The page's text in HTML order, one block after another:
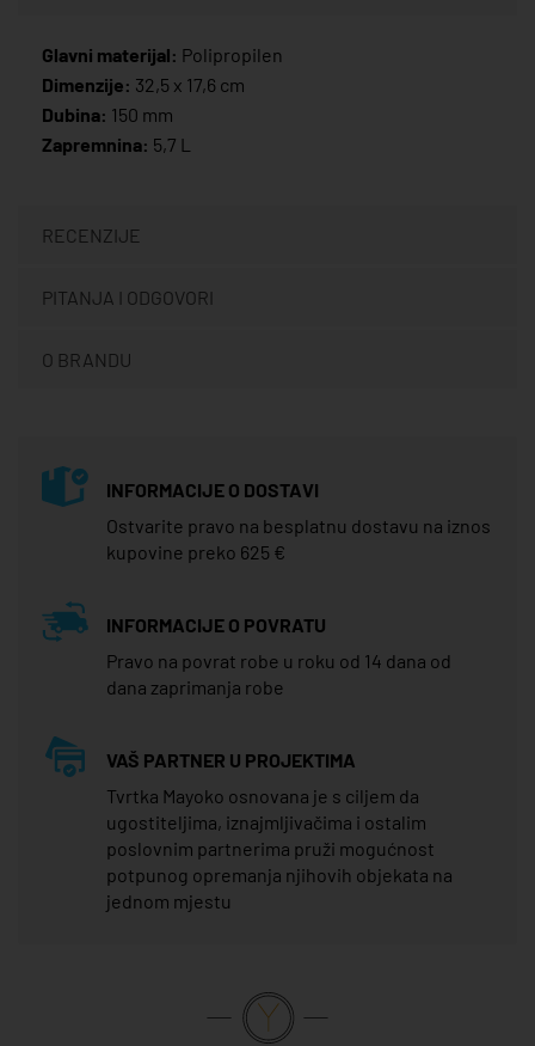
Glavni materijal: Polipropilen
Dimenzije: 32,5 x 17,6 cm
Dubina: 150 mm
Zapremnina: 5,7 L
RECENZIJE
PITANJA I ODGOVORI
O BRANDU
INFORMACIJE O DOSTAVI
Ostvarite pravo na besplatnu dostavu na iznos
kupovine preko 625 €
INFORMACIJE O POVRATU
Pravo na povrat robe u roku od 14 dana od
dana zaprimanja robe
VAŠ PARTNER U PROJEKTIMA
Tvrtka Mayoko osnovana je s ciljem da
ugostiteljima, iznajmljivačima i ostalim
poslovnim partnerima pruži mogućnost
potpunog opremanja njihovih objekata na
jednom mjestu